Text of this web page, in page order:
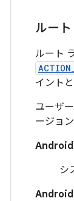
ルー
ルート
イント
ユーザ
ージョ
Android
シ
Android